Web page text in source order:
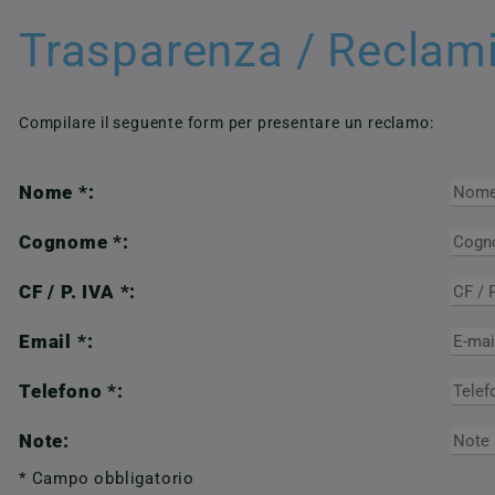
Trasparenza /
Compilare il seguente form per presentare un reclamo:
Nome *:
Cognome *:
CF / P. IVA *:
Email *:
Telefono *:
Note:
* Campo obbligatorio